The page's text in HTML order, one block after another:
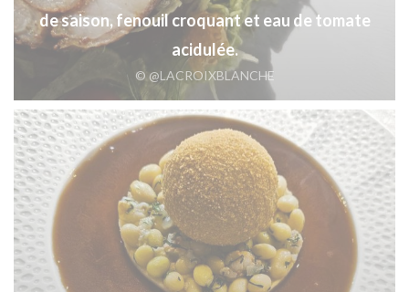
de saison, fenouil croquant et eau de tomate
acidulée.
© @LACROIXBLANCHE